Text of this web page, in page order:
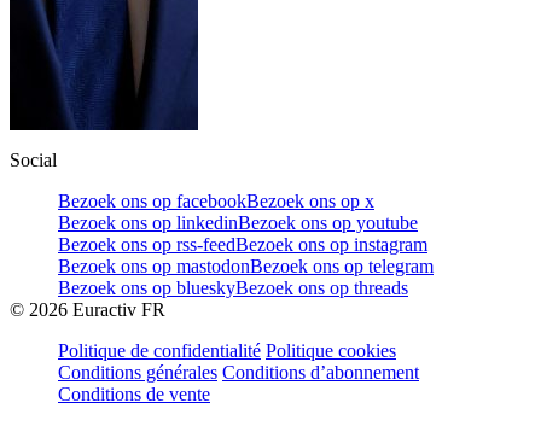
Social
Bezoek ons op facebookBezoek ons op x
Bezoek ons op linkedinBezoek ons op youtube
Bezoek ons op rss-feedBezoek ons op instagram
Bezoek ons op mastodonBezoek ons op telegram
Bezoek ons op blueskyBezoek ons op threads
© 2026 Euractiv FR
Politique de confidentialité Politique cookies
Conditions générales Conditions d’abonnement
Conditions de vente